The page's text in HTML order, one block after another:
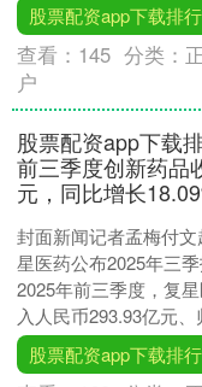
股票配资app下载排行
查看： 145 分类：
户
股票配资app下载
前三季度创新药品
元，同比增长
封面新闻记者孟梅付
星医药公布2025年三
2025年前三季度，复
入人民币293.93亿元
股票配资app下载排行